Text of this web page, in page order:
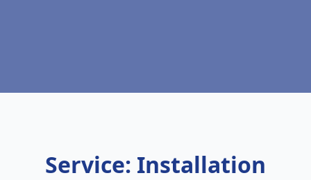
Service: Installation